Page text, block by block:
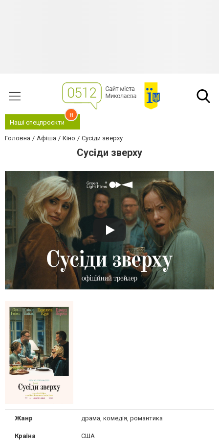
Наші спецпроєкти
8
Головна Афіша Кіно Сусіди зверху
Сусіди зверху
Жанр драма, комедія, романтика
Країна США